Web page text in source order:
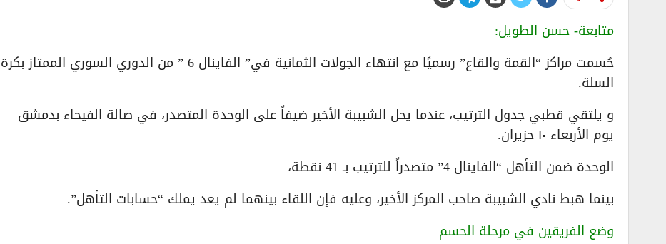
متابعة- حسن الطويل:
حُسمت مراكز “القمة والقاع” رسميًا مع انتهاء الجولات الثمانية في” الفاينال 6 ” من الدوري السوري الممتاز بكرة
السلة.
و يلتقي قطبي جدول الترتيب، عندما يحل الشبيبة الأخير ضيفاً على الوحدة المتصدر، في صالة الفيحاء بدمشق
يوم الأربعاء ١٠ حزيران.
الوحدة ضمن التأهل “الفاينال 4” متصدراً للترتيب بـ 41 نقطة،
بينما هبط نادي الشبيبة صاحب المركز الأخير، وعليه فإن اللقاء بينهما لم يعد يملك “حسابات التأهل”.
وضع الفريقين في مرحلة الحسم